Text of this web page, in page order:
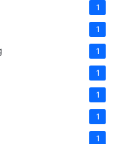
1
1
1
1
1
1
1